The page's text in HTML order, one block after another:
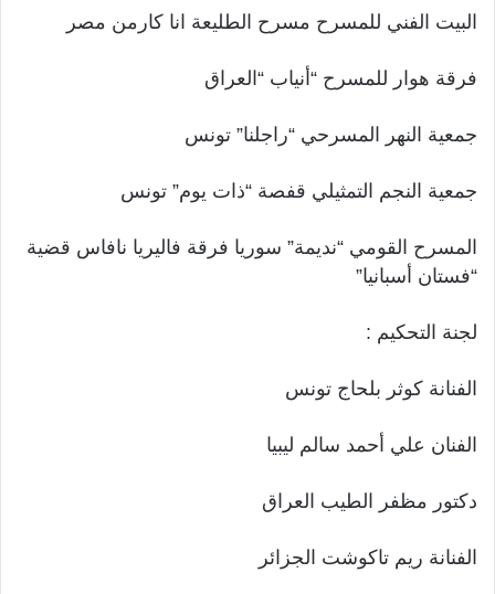
البيت الفني للمسرح مسرح الطليعة انا كارمن مصر
فرقة هوار للمسرح “أنياب “العراق
جمعية النهر المسرحي “راجلنا” تونس
جمعية النجم التمثيلي قفصة “ذات يوم” تونس
المسرح القومي “نديمة” سوريا فرقة فاليريا نافاس قضية
“فستان أسبانيا”
لجنة التحكيم :
الفنانة كوثر بلحاج تونس
الفنان علي أحمد سالم ليبيا
دكتور مظفر الطيب العراق
الفنانة ريم تاكوشت الجزائر